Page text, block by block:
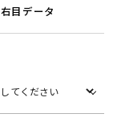
目データ